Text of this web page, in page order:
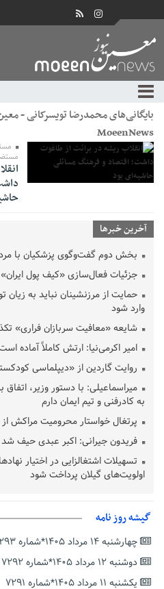
بایگانی‌های محمدرضا تویسرکانی -
MoeenNews
آخرین خبرها
بخش دوم گفت‌وگوی پزشکیان با
جزئیات فعال‌سازی «کیف پول
حمایت از مرزنشینان نباید به زیان
وارد شود
شایعه «معافیت سربازان فراری»
امیر اکرمی‌نیا: ارتش کاملاً آماده
روایت گاردین از «دیپلماسی
میراسماعیلی: با دستور وزیر،
به کادرفنی و تیم ایمان دارم
پرتغال خواستار محرومیت مراکش از
فریدون جیرانی: اکبر عبدی حیف شد
تسهیلات اشتغالزایی در اختیار
اولویت‌های گیلان پرداخت شود
دفتر رهبر انقلاب: مطالب خارج از
بقائی: فضای مذاکرات فنی و سیاسی
مثبت است
رئیس سازمان جهاد کشاورزی استان:
گیشه روز نامه
چهارشنبه ۱۴ مرداد ۱۴۰۵*شماره ۷۲۹۳
دوشنبه ۱۲ مرداد ۱۴۰۵*شماره ۷۲۹۲
یکشنبه ۱۱ مرداد ۱۴۰۵*شماره ۷۲۹۱